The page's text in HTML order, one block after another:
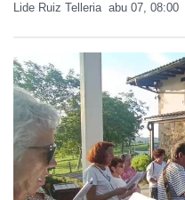
Lide Ruiz Telleria abu 07, 08:00